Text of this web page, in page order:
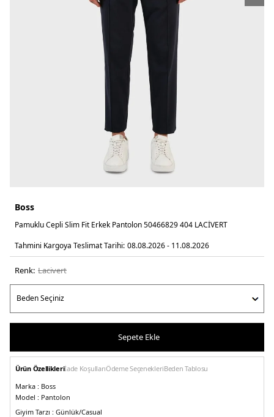
Boss
Pamuklu Cepli Slim Fit Erkek Pantolon 50466829 404 LACİVERT
Tahmini Kargoya Teslimat Tarihi: 08.08.2026 - 11.08.2026
Renk: laci̇vert
Sepete Ekle
Ürün Özellikleriİade KoşullarıÖdeme SeçenekleriBeden Tablosu
Marka : Boss
Model : Pantolon
Giyim Tarzı : Günlük/Casual